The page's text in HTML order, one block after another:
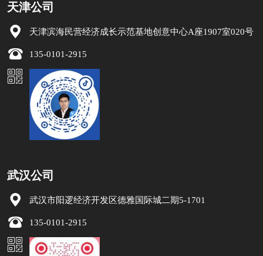
天津公司
天津滨海民营经济成长示范基地创意中心A座1907室020号
135-0101-2915
武汉公司
武汉市阳逻经济开发区德雅国际城二期5-1701
135-0101-2915